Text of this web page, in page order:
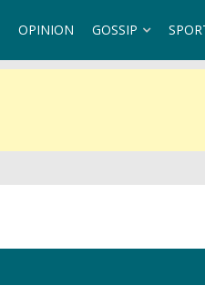
OPINION GOSSIP